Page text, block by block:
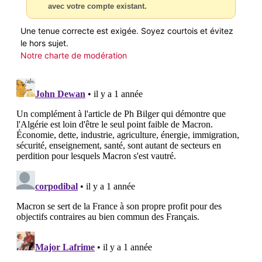
avec votre compte existant.
Une tenue correcte est exigée. Soyez courtois et évitez
le hors sujet.
Notre charte de modération